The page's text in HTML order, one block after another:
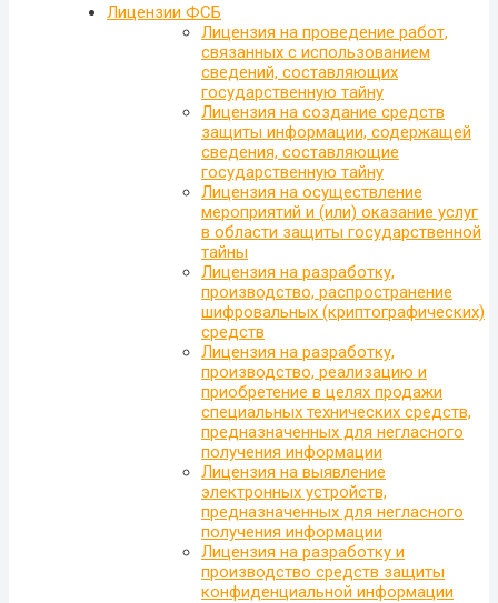
Лицензии ФСБ
Лицензия на проведение работ,
связанных с использованием
сведений, составляющих
государственную тайну
Лицензия на создание средств
защиты информации, содержащей
сведения, составляющие
государственную тайну
Лицензия на осуществление
мероприятий и (или) оказание услуг
в области защиты государственной
тайны
Лицензия на разработку,
производство, распространение
шифровальных (криптографических)
средств
Лицензия на разработку,
производство, реализацию и
приобретение в целях продажи
специальных технических средств,
предназначенных для негласного
получения информации
Лицензия на выявление
электронных устройств,
предназначенных для негласного
получения информации
Лицензия на разработку и
производство средств защиты
конфиденциальной информации